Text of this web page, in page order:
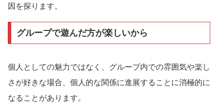
因を探ります。
グループで遊んだ方が楽しいから
個人としての魅力ではなく、グループ内での雰囲気や楽し
さが好きな場合、個人的な関係に進展することに消極的に
なることがあります。